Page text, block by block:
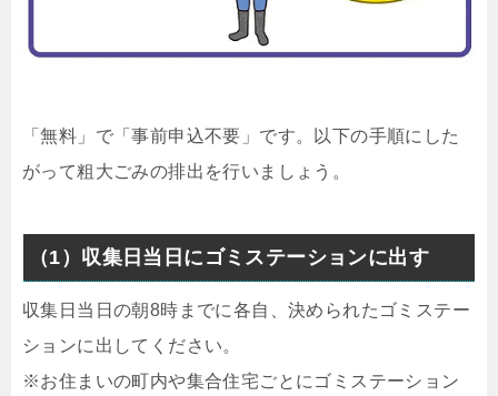
「無料」で「事前申込不要」です。以下の手順にした
がって粗大ごみの排出を行いましょう。
（1）収集日当日にゴミステーションに出す
収集日当日の朝8時までに各自、決められたゴミステー
ションに出してください。
※お住まいの町内や集合住宅ごとにゴミステーション